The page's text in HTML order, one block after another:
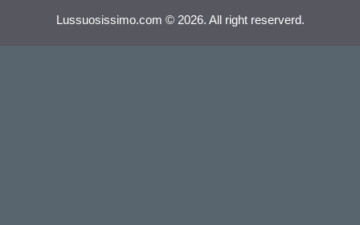
Lussuosissimo.com © 2026. All right reserverd.